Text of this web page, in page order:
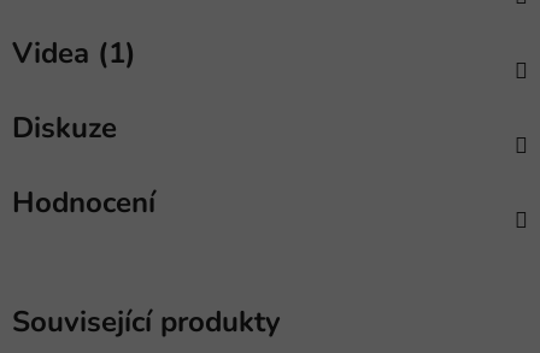
Videa (1)
Diskuze
Hodnocení
Související produkty